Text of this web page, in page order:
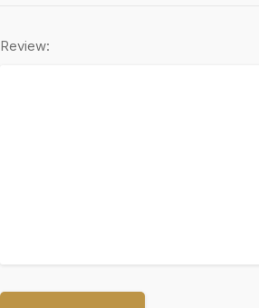
Review: